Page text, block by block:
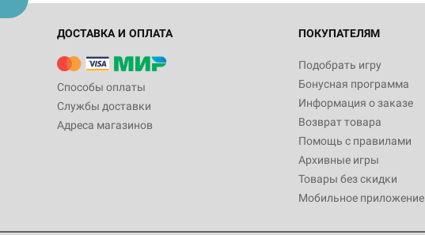
ДОСТАВКА И ОПЛАТА
Способы оплаты
Службы доставки
Адреса магазинов
ПОКУПАТЕЛЯМ
Подобрать игру
Бонусная программа
Информация о заказе
Возврат товара
Помощь с правилами
Архивные игры
Товары без скидки
Мобильное приложение